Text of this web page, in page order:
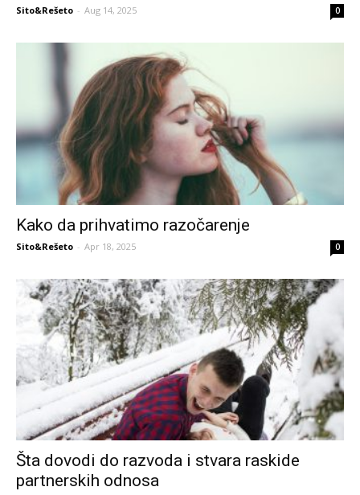
Sito&Rešeto - Aug 14, 2025 0
Kako da prihvatimo razočarenje
Sito&Rešeto - Apr 18, 2025 0
Šta dovodi do razvoda i stvara raskide
partnerskih odnosa